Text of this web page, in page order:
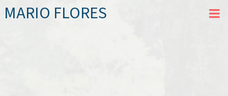
MARIO FLORES